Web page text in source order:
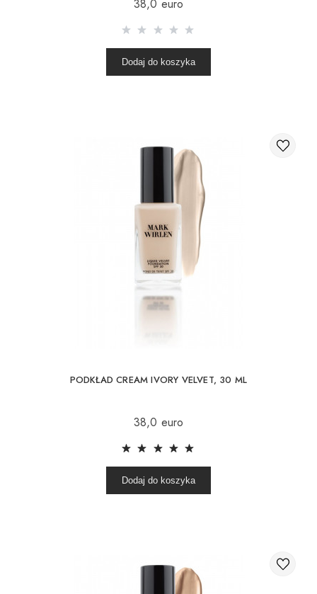
38,0 euro
Dodaj do koszyka
PODKŁAD CREAM IVORY VELVET, 30 ML
38,0 euro
Dodaj do koszyka